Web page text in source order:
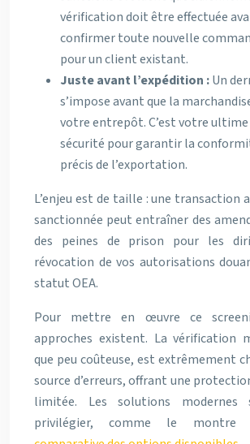
vérification doit être effectuée
confirmer toute nouvelle
pour un client existant.
Juste avant l’expédition :Un
s’impose avant que la
votre entrepôt. C’est votre
sécurité pour garantir la
précis de l’exportation.
L’enjeu est de taille : une transaction
sanctionnée peut entraîner des
des peines de prison pour les
révocation de vos autorisations
statut OEA.
Pour mettre en œuvre ce
approches existent. La vérification
que peu coûteuse, est extrêmement
source d’erreurs, offrant une
limitée. Les solutions
privilégier, comme le montre